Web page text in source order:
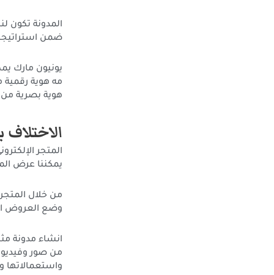
المدونة تكون
ضمن
يونيون مارك
مه هوية
هوية بصرية من
الاختلاف
المتجر
يمكننا عرض
من خلال
وضع العروض
انشاء مدونة
من صور
واستعمالاتها